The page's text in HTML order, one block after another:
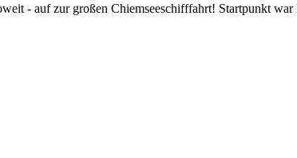
- auf zur großen Chiemseeschifffahrt! Startpunkt